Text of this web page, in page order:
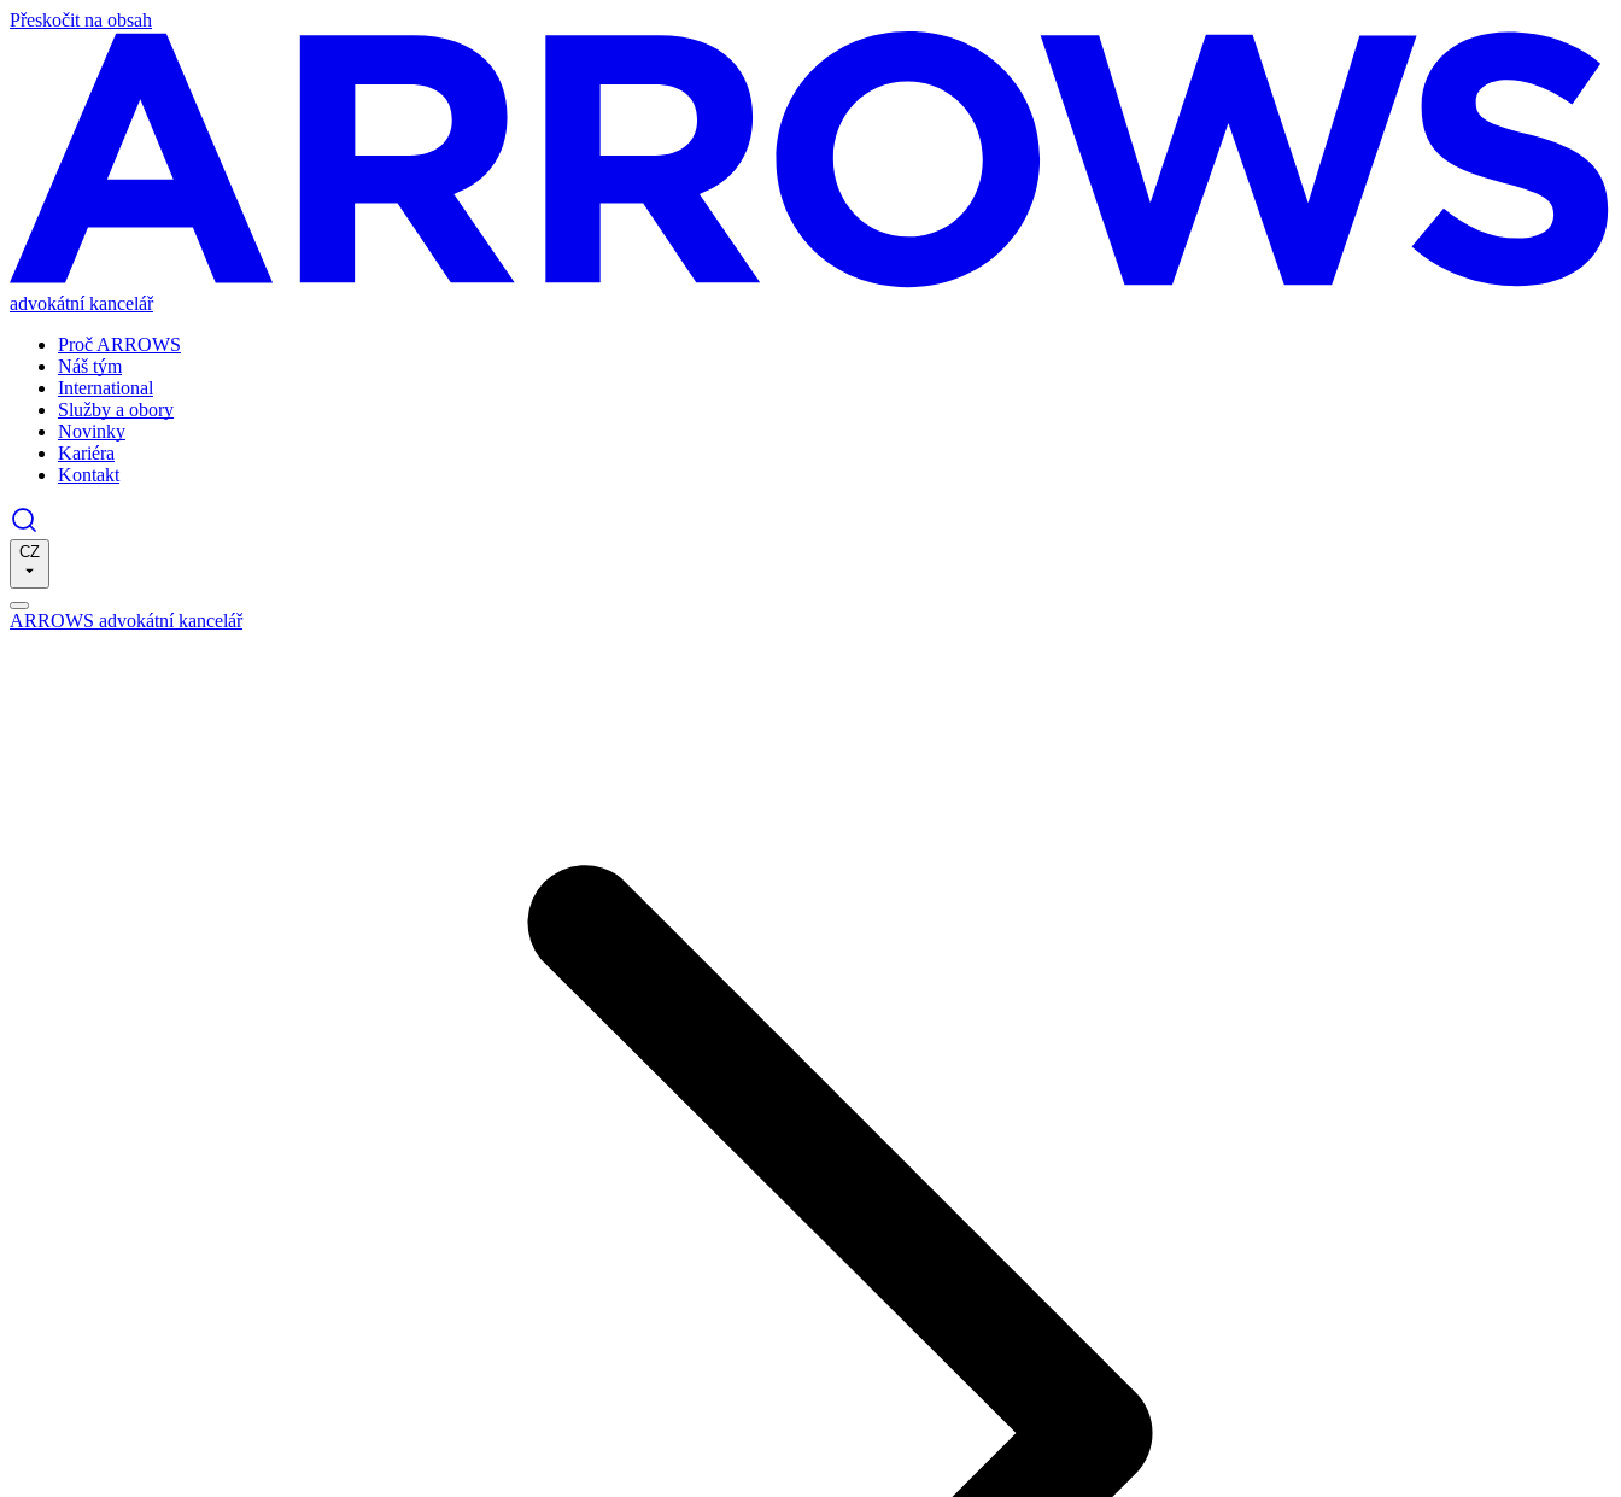
Přeskočit na obsah
advokátní kancelář
Proč ARROWS
Náš tým
International
Služby a obory
Novinky
Kariéra
Kontakt
CZ
ARROWS advokátní kancelář